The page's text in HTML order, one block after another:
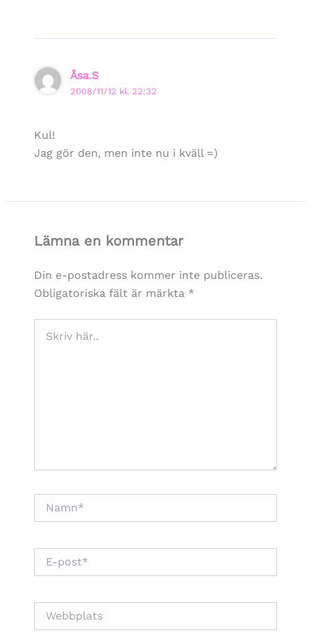
Åsa.S
2008/11/12 kl. 22:32
Kul!
Jag gör den, men inte nu i kväll =)
Lämna en kommentar
Din e-postadress kommer inte publiceras.
Obligatoriska fält är märkta *
här..
post*